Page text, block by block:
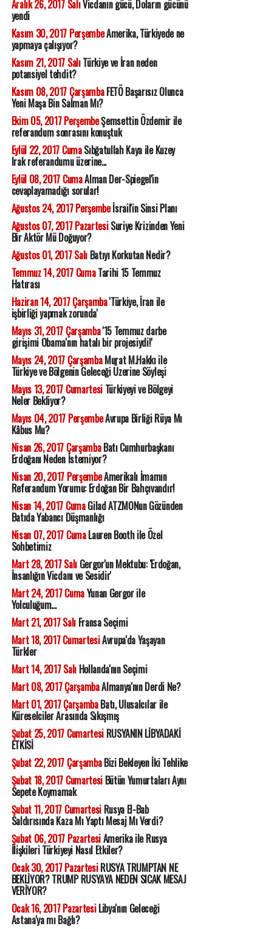
Aralık 26, 2017 SalıVicdanın gücü, Doların gücünü
yendi
Kasım 30, 2017 PerşembeAmerika, Türkiyede ne
yapmaya çalışıyor?
Kasım 21, 2017 SalıTürkiye ve İran neden
potansiyel tehdit?
Kasım 08, 2017 ÇarşambaFETÖ Başarısız Olunca
Yeni Maşa Bin Salman Mı?
Ekim 05, 2017 PerşembeŞemsettin Özdemir ile
referandum sonrasını konuştuk
Eylül 22, 2017 CumaSıbğatullah Kaya ile Kuzey
Irak referandumu üzerine...
Eylül 08, 2017 CumaAlman Der-Spiegel'in
cevaplayamadığı sorular!
Ağustos 24, 2017 Perşembeİsrail'in Sinsi Planı
Ağustos 07, 2017 PazartesiSuriye Krizinden Yeni
Bir Aktör Mü Doğuyor?
Ağustos 01, 2017 SalıBatıyı Korkutan Nedir?
Temmuz 14, 2017 CumaTarihi 15 Temmuz
Hatırası
Haziran 14, 2017 Çarşamba'Türkiye, İran ile
işbirliği yapmak zorunda'
Mayıs 31, 2017 Çarşamba'15 Temmuz darbe
girişimi Obama'nın hatalı bir projesiydi!'
Mayıs 24, 2017 ÇarşambaMurat M.Hakkı ile
Türkiye ve Bölgenin Geleceği Üzerine Söyleşi
Mayıs 13, 2017 CumartesiTürkiyeyi ve Bölgeyi
Neler Bekliyor?
Mayıs 04, 2017 PerşembeAvrupa Birliği Rüya Mı
Kâbus Mu?
Nisan 26, 2017 ÇarşambaBatı Cumhurbaşkanı
Erdoğanı Neden İstemiyor?
Nisan 20, 2017 PerşembeAmerikalı İmamın
Referandum Yorumu: Erdoğan Bir Bahçıvandır!
Nisan 14, 2017 CumaGilad ATZMONun Gözünden
Batıda Yabancı Düşmanlığı
Nisan 07, 2017 CumaLauren Booth ile Özel
Sohbetimiz
Mart 28, 2017 SalıGergor'un Mektubu: 'Erdoğan,
İnsanlığın Vicdanı ve Sesidir'
Mart 24, 2017 CumaYunan Gergor ile
Yolculuğum...
Mart 21, 2017 SalıFransa Seçimi
Mart 18, 2017 CumartesiAvrupa'da Yaşayan
Türkler
Mart 14, 2017 SalıHollanda'nın Seçimi
Mart 08, 2017 ÇarşambaAlmanya'nın Derdi Ne?
Mart 01, 2017 ÇarşambaBatı, Ulusalcılar ile
Küreselciler Arasında Sıkışmış
Şubat 25, 2017 CumartesiRUSYANIN LİBYADAKİ
ETKİSİ
Şubat 22, 2017 ÇarşambaBizi Bekleyen İki Tehlike
Şubat 18, 2017 CumartesiBütün Yumurtaları Aynı
Sepete Koymamak
Şubat 11, 2017 CumartesiRusya El-Bab
Saldırısında Kaza Mı Yaptı Mesaj Mı Verdi?
Şubat 06, 2017 PazartesiAmerika ile Rusya
İlişkileri Türkiyeyi Nasıl Etkiler?
Ocak 30, 2017 PazartesiRUSYA TRUMPTAN NE
BEKLİYOR? TRUMP RUSYAYA NEDEN SICAK MESAJ
VERİYOR?
Ocak 16, 2017 PazartesiLibya'nın Geleceği
Astana'ya mı Bağlı?